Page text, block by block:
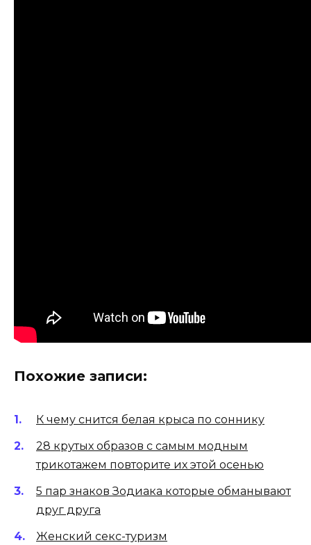
Похожие записи:
К чему снится белая крыса по соннику
28 крутых образов с самым модным
трикотажем повторите их этой осенью
5 пар знаков Зодиака которые обманывают
друг друга
Женский секс-туризм